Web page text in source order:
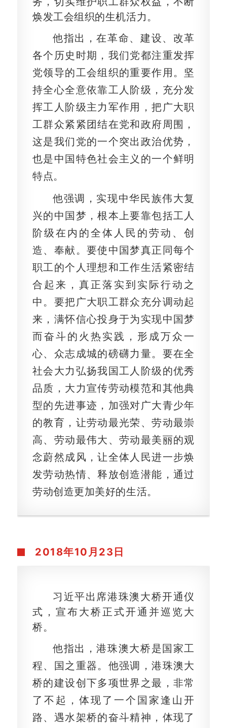
焕发工会组织的生机活力。
他指出，在革命、建设、改革
各个历史时期，我们党都注重发挥
党领导的工会组织的重要作用。坚
持全心全意依靠工人阶级，充分发
挥工人阶级主力军作用，把广大职
工群众紧紧团结在党和政府周围，
这是我们党的一个突出政治优势，
也是中国特色社会主义的一个鲜明
特点。
他强调，实现中华民族伟大复
兴的中国梦，根本上要靠包括工人
阶级在内的全体人民的劳动、创
造、奉献。要使中国梦真正同每个
职工的个人理想和工作生活紧密结
合起来，真正落实到实际行动之
中。要把广大职工群众充分调动起
来，满怀信心投身于为实现中国梦
而奋斗的火热实践，形成万众一
心、众志成城的磅礴力量。要在全
社会大力弘扬我国工人阶级的优秀
品质，大力宣传劳动模范和其他典
型的先进事迹，加强对广大青少年
的教育，让劳动最光荣、劳动最崇
高、劳动最伟大、劳动最美丽的观
念蔚然成风，让全体人民进一步焕
发劳动热情、释放创造潜能，通过
劳动创造更加美好的生活。
2018年10月23日
习近平出席港珠澳大桥开通仪
式，宣布大桥正式开通并巡览大
桥。
他指出，港珠澳大桥是国家工
程、国之重器。他强调，港珠澳大
桥的建设创下多项世界之最，非常
了不起，体现了一个国家逢山开
路、遇水架桥的奋斗精神，体现了